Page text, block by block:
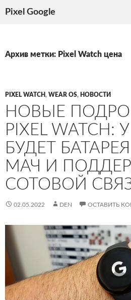
Pixel Google
Архив метки: Pixel Watch цена
PIXEL WATCH, WEAR OS, НОВОСТИ
НОВЫЕ
PIXEL WATCH:
БУДЕТ
МАЧ И
СОТОВОЙ
02.05.2022 DEN ОСТАВИТЬ